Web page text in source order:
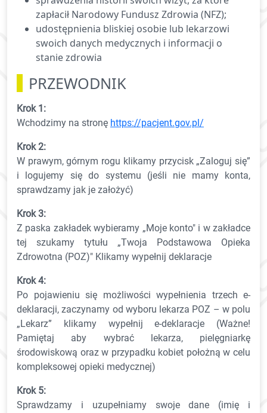
zapłacił Narodowy Fundusz Zdrowia (NFZ);
udostępnienia bliskiej osobie lub lekarzowi
swoich danych medycznych i informacji o
stanie zdrowia
PRZEWODNIK
Krok 1:
Wchodzimy na stronę https://pacjent.gov.pl/
Krok 2:
W prawym, górnym rogu klikamy przycisk „Zaloguj się”
i logujemy się do systemu (jeśli nie mamy konta,
sprawdzamy jak je założyć)
Krok 3:
Z paska zakładek wybieramy „Moje konto" i w zakładce
tej szukamy tytułu „Twoja Podstawowa Opieka
Zdrowotna (POZ)" Klikamy wypełnij deklaracje
Krok 4:
Po pojawieniu się możliwości wypełnienia trzech e-
deklaracji, zaczynamy od wyboru lekarza POZ – w polu
„Lekarz” klikamy wypełnij e-deklaracje (Ważne!
Pamiętaj aby wybrać lekarza, pielęgniarkę
środowiskową oraz w przypadku kobiet położną w celu
kompleksowej opieki medycznej)
Krok 5:
Sprawdzamy i uzupełniamy swoje dane (imię i